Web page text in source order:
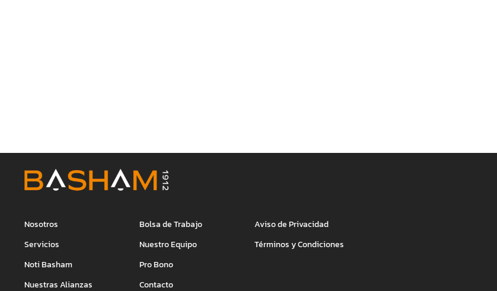
Nosotros
Servicios
Noti Basham
Nuestras Alianzas
Bolsa de Trabajo
Nuestro Equipo
Pro Bono
Contacto
Aviso de Privacidad
Términos y Condiciones